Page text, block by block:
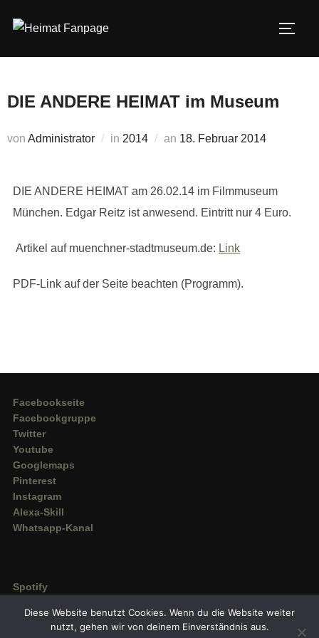
Inhalt
DIE ANDERE HEIMAT im Museum
von Administrator in 2014 an Veröffentlicht
18. Februar 2014
DIE ANDERE HEIMAT am 26.02.14 im Filmmuseum
München. Edgar Reitz ist anwesend. Eintritt nur 4 Euro.
Artikel auf muenchner-stadtmuseum.de: Link
PDF-Link auf der Seite beachten (Programm).
Facebookseite
Facebookgruppe
Twitter
Youtube
Googlemaps
Pinterest
Instagram
Alexa-Skill
Whatsapp-Kanal
Spotify
Amazon Music
Diese Website benutzt Cookies. Wenn du die Website weiter
nutzt, gehen wir von deinem Einverständnis aus.